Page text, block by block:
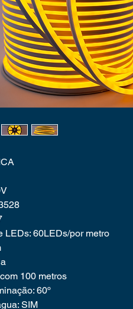
LEDs: 60LEDs/por metro
100 metros
60º
SIM